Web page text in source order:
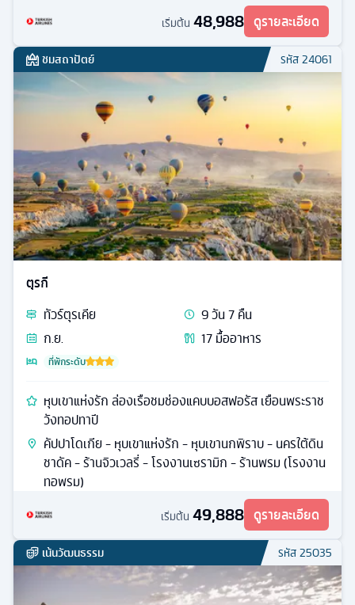
เริ่มต้น 48,988 ดูรายละเอียด
ชมสถาปัตย์ รหัส24061
ตุรกี
ทัวร์ตุรเคีย 9วัน7คืน
ก.ย.
17มื้ออาหาร
ที่พักระดับ
หุบเขาแห่งรัก ล่องเรือชมช่องแคบบอสฟอรัส เยือนพระราช
วังทอปทาปี
คัปปาโดเกีย - หุบเขาแห่งรัก - หุบเขานกพิราบ - นครใต้ดิน
ชาดัค - ร้านจิวเวลรี่ - โรงงานเซรามิก - ร้านพรม (โรงงาน
ทอพรม)
เริ่มต้น 49,888 ดูรายละเอียด
เน้นวัฒนธรรม รหัส25035